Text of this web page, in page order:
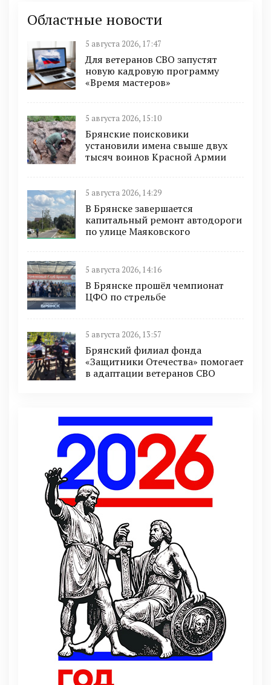
Областные новости
5 августа 2026, 17:47
Для ветеранов СВО запустят
новую кадровую программу
«Время мастеров»
5 августа 2026, 15:10
Брянские поисковики
установили имена свыше двух
тысяч воинов Красной Армии
5 августа 2026, 14:29
В Брянске завершается
капитальный ремонт автодороги
по улице Маяковского
5 августа 2026, 14:16
В Брянске прошёл чемпионат
ЦФО по стрельбе
5 августа 2026, 13:57
Брянский филиал фонда
«Защитники Отечества» помогает
в адаптации ветеранов СВО